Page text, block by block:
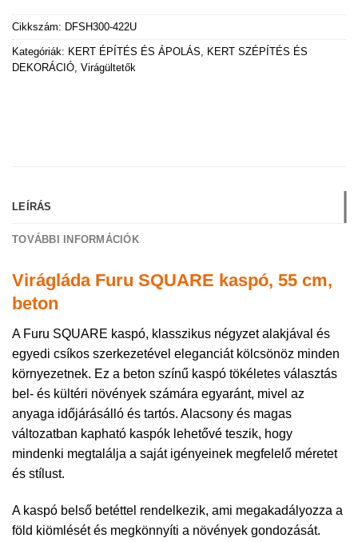
Cikkszám: DFSH300-422U
Kategóriák: KERT ÉPÍTÉS ÉS ÁPOLÁS
KERT SZÉPÍTÉS ÉS
DEKORÁCIÓ Virágültetők
LEÍRÁS
TOVÁBBI INFORMÁCIÓK
Virágláda Furu SQUARE kaspó, 55 cm,
beton
A Furu SQUARE kaspó, klasszikus négyzet alakjával és
egyedi csíkos szerkezetével eleganciát kölcsönöz minden
környezetnek. Ez a beton színű kaspó tökéletes választás
bel- és kültéri növények számára egyaránt, mivel az
anyaga időjárásálló és tartós. Alacsony és magas
változatban kapható kaspók lehetővé teszik, hogy
mindenki megtalálja a saját igényeinek megfelelő méretet
és stílust.
A kaspó belső betéttel rendelkezik, ami megakadályozza a
föld kiömlését és megkönnyíti a növények gondozását.